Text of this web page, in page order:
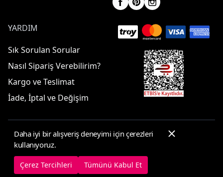
YARDIM
Sık Sorulan Sorular
Nasıl Sipariş Verebilirim?
Kargo ve Teslimat
İade, İptal ve Değişim
© 2025 ElbiseBul -
Çerez Tercihleri Çerez Politikası
Daha iyi bir alışveriş deneyimi için çerezleri
kullanıyoruz.
Çerez Tercihleri Tümünü Kabul Et